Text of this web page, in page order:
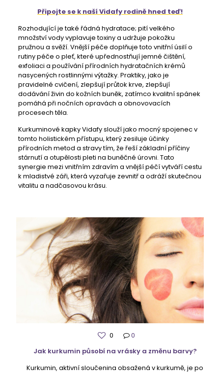
Připojte se k naší Vidafy rodině hned teď!
Rozhodující je také řádná hydratace; pití velkého
množství vody vyplavuje toxiny a udržuje pokožku
pružnou a svěží. Vnější péče doplňuje toto vnitřní úsilí o
rutiny péče o pleť, které upřednostňují jemné čištění,
exfoliaci a používání přírodních hydratačních krémů
nasycených rostlinnými výtažky. Praktiky, jako je
pravidelné cvičení, zlepšují průtok krve, zlepšují
dodávání živin do kožních buněk, zatímco kvalitní spánek
pomáhá při nočních opravách a obnovovacích
procesech těla.
Kurkuminové kapky Vidafy slouží jako mocný spojenec v
tomto holistickém přístupu, který zesiluje účinky
přírodních metod a stravy tím, že řeší základní příčiny
stárnutí a otupělosti pleti na buněčné úrovni. Tato
synergie mezi vnitřním zdravím a vnější péčí vytváří cestu
k mladistvé záři, která vyzařuje zevnitř a odráží skutečnou
vitalitu a nadčasovou krásu.
0
0
Jak kurkumin působí na vrásky a změnu barvy?
Kurkumin, aktivní sloučenina obsažená v kurkumě, je po